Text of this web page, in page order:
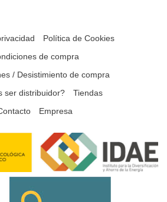
Política de Cookies
de compra
/ Desistimiento de compra
ser distribuidor?
Tiendas
Empresa